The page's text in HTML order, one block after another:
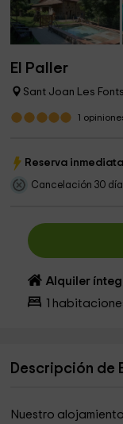
El Paller
Sant Joan Les
1
Reserva inmediata
Cancelación 30
Alquiler
Descripción de
Nuestro